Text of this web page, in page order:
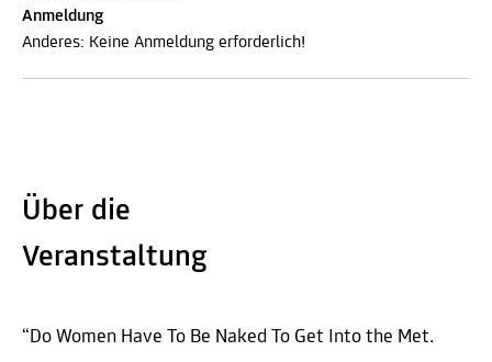
Anmeldung
Anderes: Keine Anmeldung erforderlich!
Über die
Veranstaltung
“Do Women Have To Be Naked To Get Into the Met.